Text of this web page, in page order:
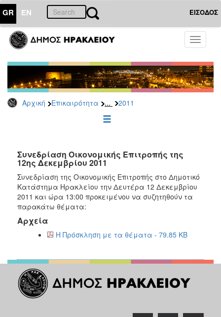
GR EN ΕΙΣΟΔΟΣ
Toggle
Αρχική Επικαιρότητα ... 2011
ΕΠΙΚΑΙΡΟΤΗΤΑ
Τύπου
Αρχείο
2026
2025
2022
2021
2020
2019
2018
2017
2015
2013
2012
Συνεδρίαση Οικονομικής Επιτροπής της
12ης Δεκεμβρίου 2011
Συνεδρίαση της Οικονομικής Επιτροπής στο Δημοτικό
Κατάστημα Ηρακλείου την Δευτέρα 12 Δεκεμβρίου
2011 και ώρα 13:00 προκειμένου να συζητηθούν τα
παρακάτω θέματα:
Αρχεία
Η Πρόσκληση με τα θέματα - 79.85 KB